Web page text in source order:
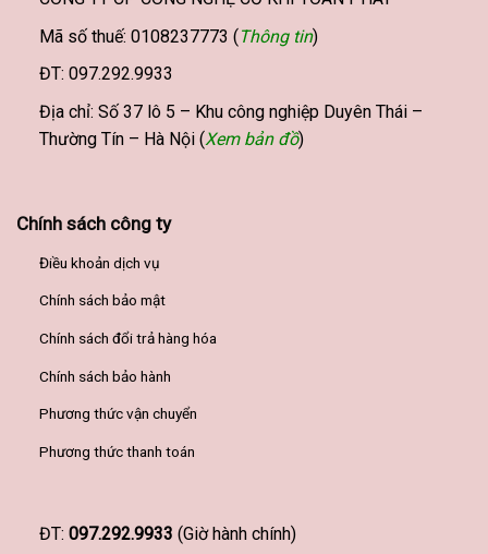
Mã số thuế: 0108237773 (Thông tin)
ĐT: 097.292.9933
Địa chỉ: Số 37 lô 5 – Khu công nghiệp Duyên Thái –
Thường Tín – Hà Nội (Xem bản đồ)
Chính sách công ty
Điều khoản dịch vụ
Chính sách bảo mật
Chính sách đổi trả hàng hóa
Chính sách bảo hành
Phương thức vận chuyển
Phương thức thanh toán
ĐT: 097.292.9933 (Giờ hành chính)